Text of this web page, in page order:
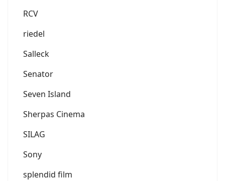
RCV
riedel
Salleck
Senator
Seven Island
Sherpas Cinema
SILAG
Sony
splendid film